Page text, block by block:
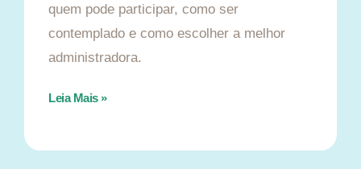
quem pode participar, como ser
contemplado e como escolher a melhor
administradora.
Leia Mais »